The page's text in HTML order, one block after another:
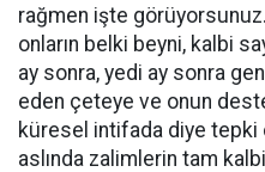
rağmen işte
onların belki beyni, kalbi
ay sonra, yedi ay sonra
eden çeteye ve onun
küresel intifada diye tepki
aslında zalimlerin tam